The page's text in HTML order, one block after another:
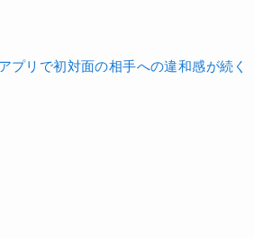
プリで初対面の相手への違和感が続く